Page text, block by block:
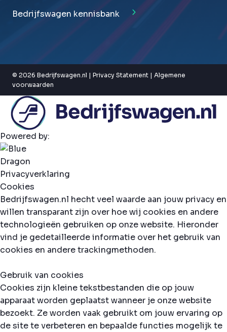
Bedrijfswagen kennisbank
© 2026 Bedrijfswagen.nl | Privacy Statement | Algemene
voorwaarden
Powered by:
Privacyverklaring
Cookies
Bedrijfswagen.nl hecht veel waarde aan jouw privacy en
willen transparant zijn over hoe wij cookies en andere
technologieën gebruiken op onze website. Hieronder
vind je gedetailleerde informatie over het gebruik van
cookies en andere trackingmethoden.
Gebruik van cookies
Cookies zijn kleine tekstbestanden die op jouw
apparaat worden geplaatst wanneer je onze website
bezoekt. Ze worden vaak gebruikt om jouw ervaring op
de site te verbeteren en bepaalde functies mogelijk te